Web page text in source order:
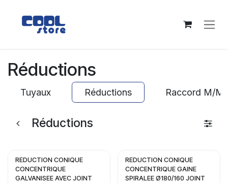
Réductions
Tuyaux Réductions Raccord M/M
Réductions
REDUCTION CONIQUE
CONCENTRIQUE
GALVANISEE AVEC JOINT
REDUCTION CONIQUE
CONCENTRIQUE GAINE
SPIRALEE Ø180/160 JOINT